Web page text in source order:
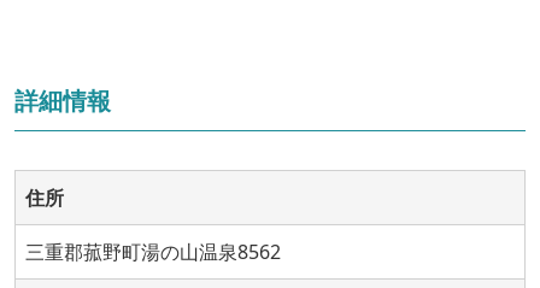
詳細情報
住所
三重郡菰野町湯の山温泉8562